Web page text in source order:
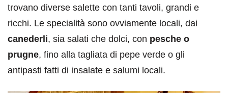
trovano diverse salette con tanti tavoli, grandi e
ricchi. Le specialità sono ovviamente locali, dai
canederli, sia salati che dolci, con pesche o
prugne, fino alla tagliata di pepe verde o gli
antipasti fatti di insalate e salumi locali.